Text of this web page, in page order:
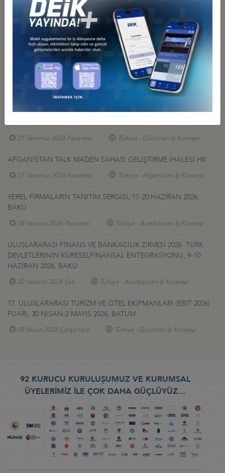
TSE Gözetim Muayene Koordinasyon Müdürü
Meral Hemşeri
Tel : 0312 416 66 89
Fax: 0312 416 62 59
E-posta :mhemseri@tse.org.tr
Diğer Duyurular
27 Temmuz 2026 Pazartesi Türkiye - Gürcistan İş Konseyi
AFGANİSTAN TALK MADEN SAHASI GELİŞTİRME İHALESİ HK
27 Temmuz 2026 Pazartesi Türkiye - Afganistan İş Konseyi
YEREL FİRMALARIN TANITIM SERGİSİ, 17-20 HAZİRAN 2026,
BAKÜ
08 Haziran 2026 Pazartesi Türkiye - Azerbaycan İş Konseyi
ULUSLARARASI FİNANS VE BANKACILIK ZİRVESİ 2026: TÜRK
DEVLETLERİNİN KÜRESELFİNANSAL ENTEGRASYONU, 9-10
HAZİRAN 2026, BAKÜ
02 Haziran 2026 Salı Türkiye - Azerbaycan İş Konseyi
17. ULUSLARARASI TURİZM VE OTEL EKİPMANLARI (EBIT 2026)
FUARI, 30 NİSAN-2 MAYIS 2026, BATUM
08 Nisan 2026 Çarşamba Türkiye - Gürcistan İş Konseyi
92 KURUCU KURULUŞUMUZ VE KURUMSAL
ÜYELERİMİZ İLE ÇOK DAHA GÜÇLÜYÜZ...